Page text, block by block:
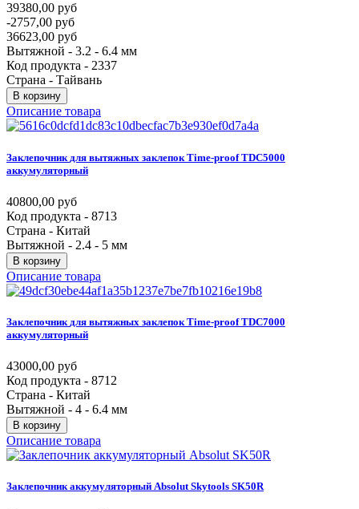
39380,00 руб
-2757,00 руб
36623,00 руб
Вытяжной - 3.2 - 6.4 мм
Код продукта - 2337
Страна - Тайвань
В корзину
Описание товара
Заклепочник для вытяжных заклепок Time-proof TDC5000
аккумуляторный
40800,00 руб
Код продукта - 8713
Страна - Китай
Вытяжной - 2.4 - 5 мм
В корзину
Описание товара
Заклепочник для вытяжных заклепок Time-proof TDC7000
аккумуляторный
43000,00 руб
Код продукта - 8712
Страна - Китай
Вытяжной - 4 - 6.4 мм
В корзину
Описание товара
Заклепочник аккумуляторный Absolut Skytools SK50R